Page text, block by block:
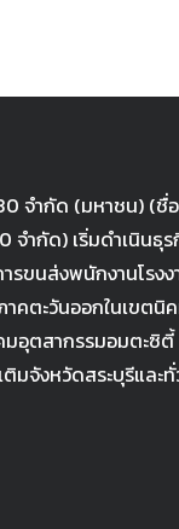
จำกัด (มหาชน) (ชื่
จำกัด) เริ่มดำเนินธุ
รขนส่งพนักงานโรง
คตะวันออกในเขตนิ
อุตสากรรมอมตะซิตี้
ติมจังหวัดสระบุรีและทั่